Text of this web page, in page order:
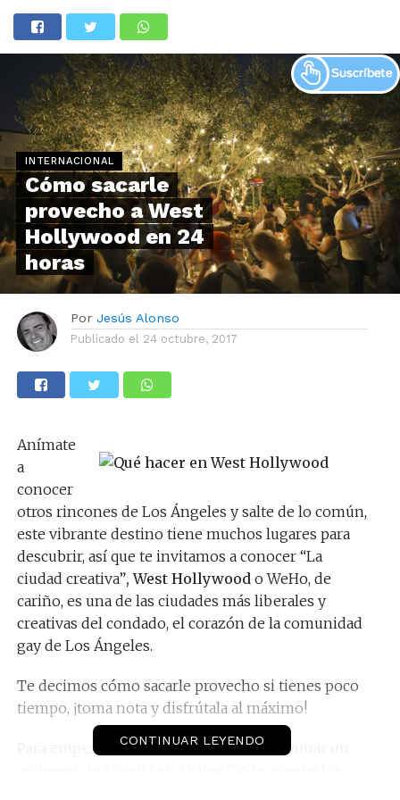
INTERNACIONAL
Cómo sacarle
provecho a West
Hollywood en 24
horas
Por Jesús Alonso
Publicado el 24 octubre, 2017
Anímate
a
conocer
otros rincones de Los Ángeles y salte de lo común,
este vibrante destino tiene muchos lugares para
descubrir, así que te invitamos a conocer “La
ciudad creativa”, West Hollywood o WeHo, de
cariño, es una de las ciudades más liberales y
creativas del condado, el corazón de la comunidad
gay de Los Ángeles.
Te decimos cómo sacarle provecho si tienes poco
tiempo, ¡toma nota y disfrútala al máximo!
Para empezar el día como se debe desayunar un
CONTINUAR LEYENDO